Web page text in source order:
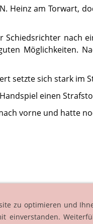
Heinz am Torwart,
nach
Möglichkeiten.
setzte sich stark
einen
vorne und hatte
zu optimieren und
einverstanden.